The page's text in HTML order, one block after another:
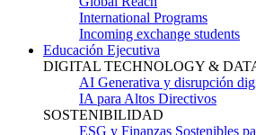
International Programs
Incoming exchange students
Educación Ejecutiva
DIGITAL TECHNOLOGY &
AI Generativa y disrupción
IA para Altos Directivos
SOSTENIBILIDAD
ESG y Finanzas Sostenibles